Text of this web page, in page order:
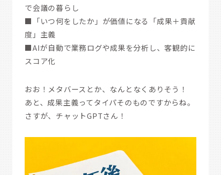
で会議の暮らし
■「いつ何をしたか」が価値になる「成果＋貢献
度」主義
■AIが自動で業務ログや成果を分析し、客観的に
スコア化
おお！メタバースとか、なんとなくありそう！
あと、成果主義ってタイパそのものですからね。
さすが、チャットGPTさん！